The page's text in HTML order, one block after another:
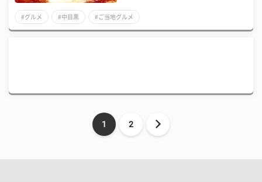
#グルメ #中目黒 #ご当地グルメ
1 2